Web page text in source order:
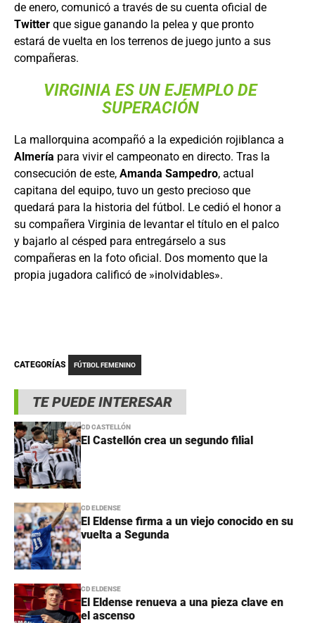
TE PUEDE INTERESAR
CD CASTELLÓN
El Castellón crea un segundo filial
CD ELDENSE
El Eldense firma a un viejo conocido en su
vuelta a Segunda
CD ELDENSE
El Eldense renueva a una pieza clave en
el ascenso
de enero, comunicó a través de su cuenta oficial de
Twitter que sigue ganando la pelea y que pronto
estará de vuelta en los terrenos de juego junto a sus
compañeras.
VIRGINIA ES UN EJEMPLO DE
SUPERACIÓN
La mallorquina acompañó a la expedición rojiblanca a
Almería para vivir el campeonato en directo. Tras la
consecución de este, Amanda Sampedro, actual
capitana del equipo, tuvo un gesto precioso que
quedará para la historia del fútbol. Le cedió el honor a
su compañera Virginia de levantar el título en el palco
y bajarlo al césped para entregárselo a sus
compañeras en la foto oficial. Dos momento que la
propia jugadora calificó de »inolvidables».
CATEGORÍAS FÚTBOL FEMENINO